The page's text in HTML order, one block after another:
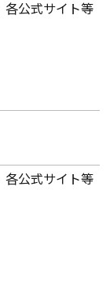
公式サイト等
公式サイト等